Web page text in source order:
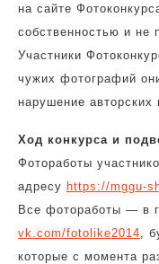
на сайте
собственностью и не
Участники
чужих фотографий
нарушение авторских
Ход конкурса и
Фотоработы
адресу https://mggu-
Все фотоработы — в
vk.com/fotolike2014 ,
которые с момента